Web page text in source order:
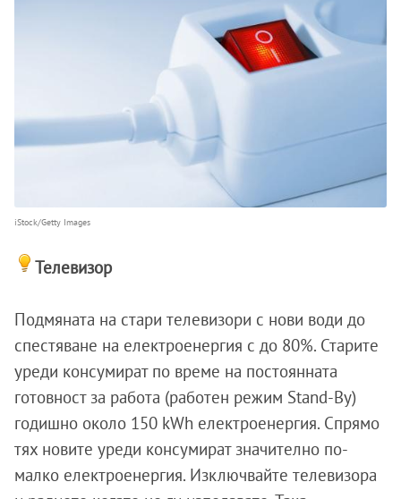
iStock/Getty Images
Телевизор
Подмяната на стари телевизори с нови води до
спестяване на електроенергия с до 80%. Старите
уреди консумират по време на постоянната
готовност за работа (работен режим Stand-By)
годишно около 150 kWh електроенергия. Спрямо
тях новите уреди консумират значително по-
малко електроенергия. Изключвайте телевизора